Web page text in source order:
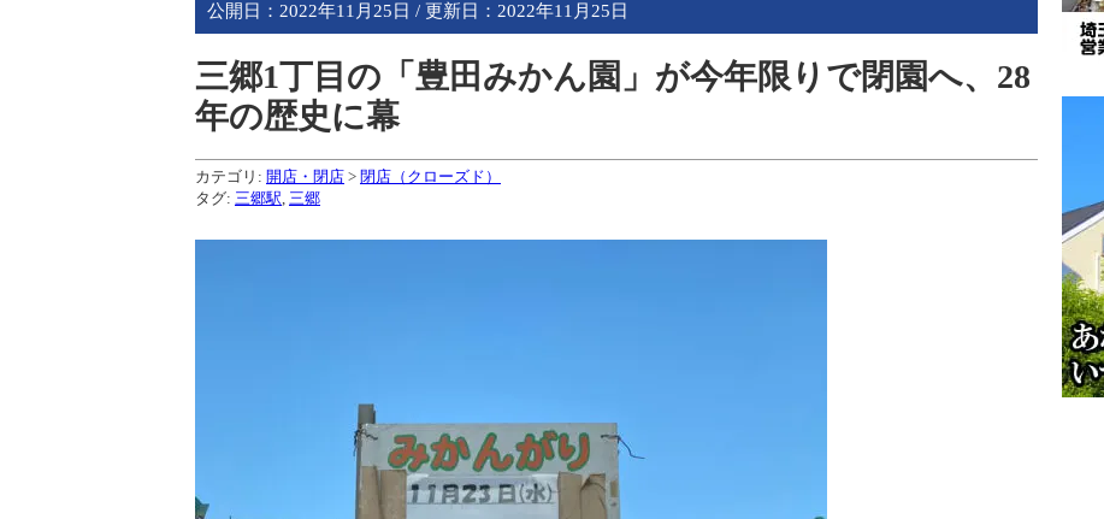
公開日： 2022年11月25日 / 更新日： 2022年11月25日
三郷1丁目の「豊田みかん園」が今年限りで閉園へ、28
年の歴史に幕
カテゴリ: 開店・閉店 > 閉店（クローズド）
タグ: 三郷駅 三郷